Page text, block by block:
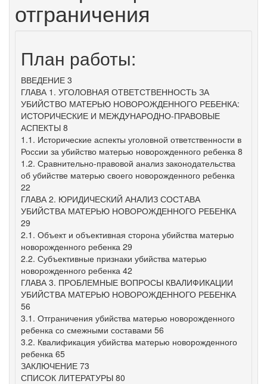
отграничения
План работы:
ВВЕДЕНИЕ 3
ГЛАВА 1. УГОЛОВНАЯ ОТВЕТСТВЕННОСТЬ ЗА
УБИЙСТВО МАТЕРЬЮ НОВОРОЖДЕННОГО РЕБЕНКА:
ИСТОРИЧЕСКИЕ И МЕЖДУНАРОДНО-ПРАВОВЫЕ
АСПЕКТЫ 8
1.1. Исторические аспекты уголовной ответственности в
России за убийство матерью новорожденного ребенка 8
1.2. Сравнительно-правовой анализ законодательства
об убийстве матерью своего новорожденного ребенка
22
ГЛАВА 2. ЮРИДИЧЕСКИЙ АНАЛИЗ СОСТАВА
УБИЙСТВА МАТЕРЬЮ НОВОРОЖДЕННОГО РЕБЕНКА
29
2.1. Объект и объективная сторона убийства матерью
новорожденного ребенка 29
2.2. Субъективные признаки убийства матерью
новорожденного ребенка 42
ГЛАВА 3. ПРОБЛЕМНЫЕ ВОПРОСЫ КВАЛИФИКАЦИИ
УБИЙСТВА МАТЕРЬЮ НОВОРОЖДЕННОГО РЕБЕНКА
56
3.1. Отграничения убийства матерью новорожденного
ребенка со смежными составами 56
3.2. Квалификация убийства матерью новорожденного
ребенка 65
ЗАКЛЮЧЕНИЕ 73
СПИСОК ЛИТЕРАТУРЫ 80